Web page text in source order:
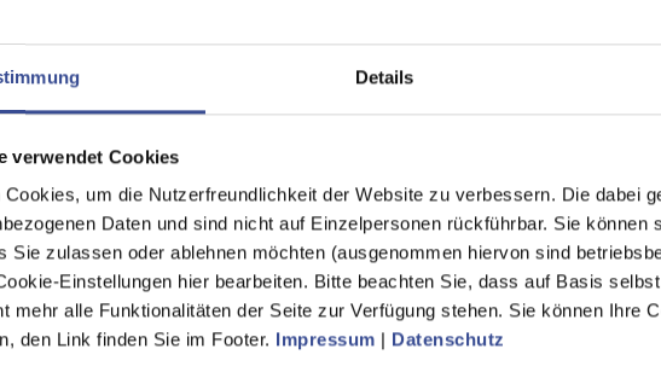
Details
verwendet Cookies
Cookies, um die Nutzerfreundlichkeit der Website zu verbessern. Die dabei
Daten und sind nicht auf Einzelpersonen rückführbar. Sie können
Sie zulassen oder ablehnen möchten (ausgenommen hiervon sind
Einstellungen hier bearbeiten. Bitte beachten Sie, dass auf Basis
mehr alle Funktionalitäten der Seite zur Verfügung stehen. Sie können Ihre
den Link finden Sie im Footer. Impressum | Datenschutz